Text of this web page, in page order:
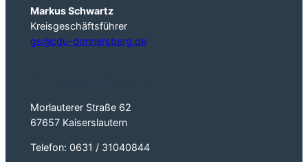
Markus Schwartz
Kreisgeschäftsführer
gs@cdu-donnersberg.de
Morlauterer Straße 62
67657 Kaiserslautern
Telefon: 0631 / 31040844